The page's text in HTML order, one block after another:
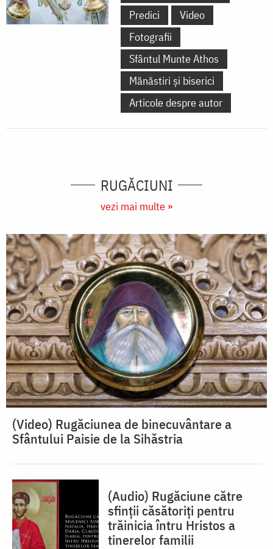
Predici
Video
Fotografii
Sfântul Munte Athos
Mănăstiri și biserici
Articole despre autor
RUGĂCIUNI
vezi mai multe »
(Video) Rugăciunea de binecuvântare a
Sfântului Paisie de la Sihăstria
(Audio) Rugăciune către
sfinții căsătoriți pentru
trăinicia întru Hristos a
tinerelor familii